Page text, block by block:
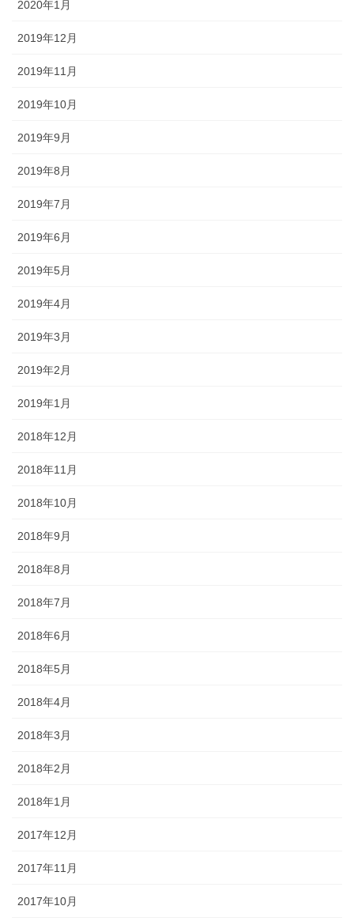
2020年1月
2019年12月
2019年11月
2019年10月
2019年9月
2019年8月
2019年7月
2019年6月
2019年5月
2019年4月
2019年3月
2019年2月
2019年1月
2018年12月
2018年11月
2018年10月
2018年9月
2018年8月
2018年7月
2018年6月
2018年5月
2018年4月
2018年3月
2018年2月
2018年1月
2017年12月
2017年11月
2017年10月